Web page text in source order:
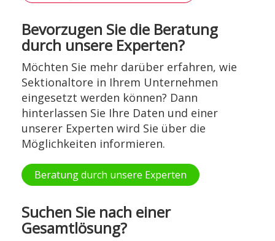
Bevorzugen Sie die Beratung
durch unsere Experten?
Möchten Sie mehr darüber erfahren, wie
Sektionaltore in Ihrem Unternehmen
eingesetzt werden können? Dann
hinterlassen Sie Ihre Daten und einer
unserer Experten wird Sie über die
Möglichkeiten informieren.
Beratung durch unsere Experten
Suchen Sie nach einer
Gesamtlösung?